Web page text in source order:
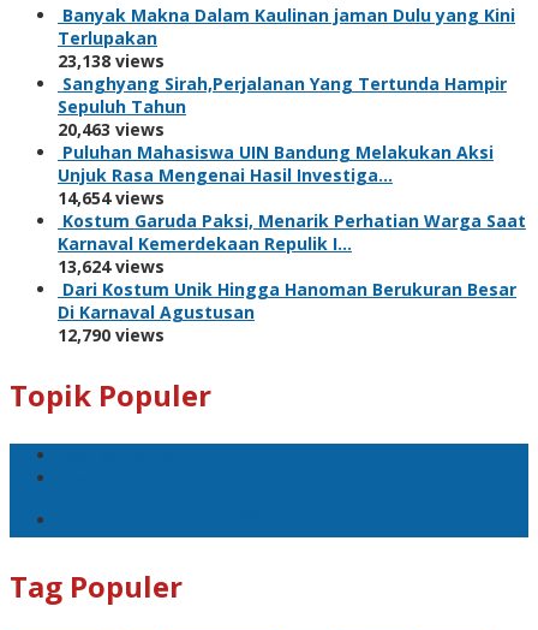
Banyak Makna Dalam Kaulinan jaman Dulu yang Kini
Terlupakan
23,138 views
Sanghyang Sirah,Perjalanan Yang Tertunda Hampir
Sepuluh Tahun
20,463 views
Puluhan Mahasiswa UIN Bandung Melakukan Aksi
Unjuk Rasa Mengenai Hasil Investiga…
14,654 views
Kostum Garuda Paksi, Menarik Perhatian Warga Saat
Karnaval Kemerdekaan Repulik I…
13,624 views
Dari Kostum Unik Hingga Hanoman Berukuran Besar
Di Karnaval Agustusan
12,790 views
Topik Populer
Tag Populer